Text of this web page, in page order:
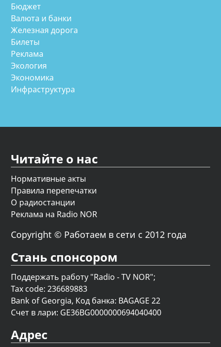
Бюджет
Валюта и банки
Железная дорога
Билеты
Реклама
Экология
Экономика
Инфраструктура
Читайте о нас
Нормативные акты
Правила перепечатки
О радиостанции
Реклама на Radio NOR
Copyright © Работаем в сети с 2012 года
Стань спонсором
Поддержать работу "Radio - TV NOR";
Tax code: 236689883
Bank of Georgia, Код банка: BAGAGE 22
Счет в лари: GE36BG0000000694040400
Адрес